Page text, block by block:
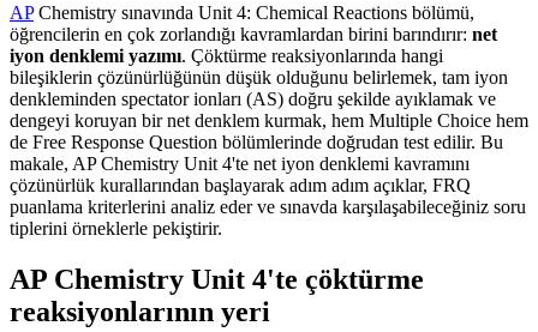
APChemistry sınavında Unit 4: Chemical Reactions bölümü,
öğrencilerin en çok zorlandığı kavramlardan birini barındırır: net
iyon denklemi yazımı. Çöktürme reaksiyonlarında hangi
bileşiklerin çözünürlüğünün düşük olduğunu belirlemek, tam iyon
denkleminden spectator ionları (AS) doğru şekilde ayıklamak ve
dengeyi koruyan bir net denklem kurmak, hem Multiple Choice hem
de Free Response Question bölümlerinde doğrudan test edilir. Bu
makale, AP Chemistry Unit 4'te net iyon denklemi kavramını
çözünürlük kurallarından başlayarak adım adım açıklar, FRQ
puanlama kriterlerini analiz eder ve sınavda karşılaşabileceğiniz soru
tiplerini örneklerle pekiştirir.
AP Chemistry Unit 4'te çöktürme
reaksiyonlarının yeri